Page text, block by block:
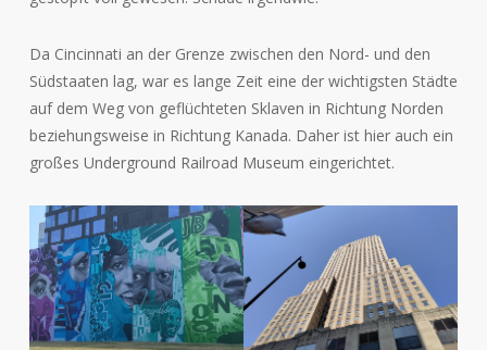
Da Cincinnati an der Grenze zwischen den Nord- und den
Südstaaten lag, war es lange Zeit eine der wichtigsten Städte
auf dem Weg von geflüchteten Sklaven in Richtung Norden
beziehungsweise in Richtung Kanada. Daher ist hier auch ein
großes Underground Railroad Museum eingerichtet.